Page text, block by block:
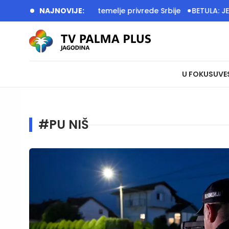
NAJNOVIJE:
radom grade temelje privrede Srbije BETULA:
U FOKUSU
#PU NIŠ